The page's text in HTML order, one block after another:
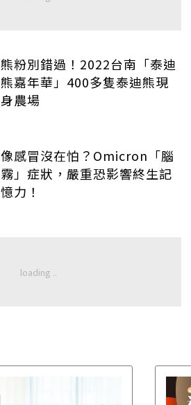
熊粉別錯過！2022台南「泰迪
熊嘉年華」400多隻泰迪熊現
身農場
像感冒沒在怕？Omicron「腦
霧」症狀，嚴重恐影響終生記
憶力！